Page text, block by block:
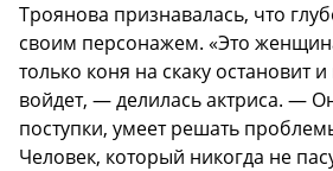
Троянова признавалась, что
своим персонажем. «Это
только коня на скаку остановит
войдет, — делилась актриса. —
поступки, умеет решать
Человек, который никогда не